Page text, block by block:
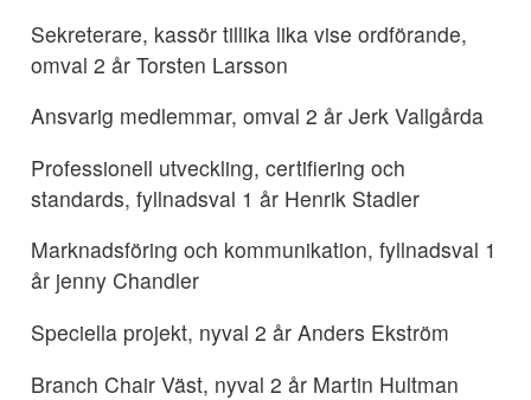
Sekreterare, kassör tillika lika vise ordförande,
omval 2 år Torsten Larsson
Ansvarig medlemmar, omval 2 år Jerk Vallgårda
Professionell utveckling, certifiering och
standards, fyllnadsval 1 år Henrik Stadler
Marknadsföring och kommunikation, fyllnadsval 1
år jenny Chandler
Speciella projekt, nyval 2 år Anders Ekström
Branch Chair Väst, nyval 2 år Martin Hultman